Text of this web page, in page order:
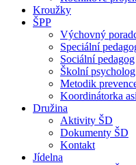
Kroužky
ŠPP
Výchovný
Speciální
Sociální pedagog
Školní psycholog
Metodik
Koordinátorka
Družina
Aktivity ŠD
Dokumenty ŠD
Kontakt
Jídelna